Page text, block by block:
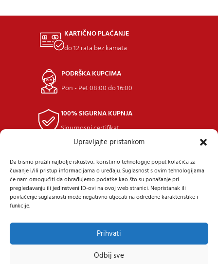
Upravljajte pristankom
Da bismo pružili najbolje iskustvo, koristimo tehnologije poput kolačića za
čuvanje i/ili pristup informacijama o uređaju. Suglasnost s ovim tehnologijama
će nam omogućiti da obrađujemo podatke kao što su ponašanje pri
pregledavanju ili jedinstveni ID-ovi na ovoj web stranici. Nepristanak ili
povlačenje suglasnosti može negativno utjecati na određene karakteristike i
funkcije.
Prihvati
Odbij sve
KARTIČNO PLAĆANJE
do 12 rata bez kamata
PODRŠKA KUPCIMA
Pon - Pet 08:00 do 16:00
100% SIGURNA KUPNJA
Sigurnosni certifikat
u roku 14 dana
Samoborska cesta 9, 10434 Strmec Samoborski
Tel: +385 (91) 40 40 338